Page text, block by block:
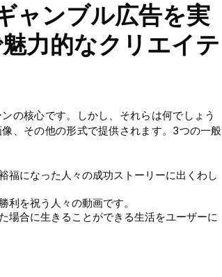
ャンブル広告を実
力的なクリエイテ
の核心です。しかし、それらは何でしょう
、その他の形式で提供されます。3つの一般
福になった人々の成功ストーリーに出くわし
を祝う人々の動画です。
場合に生きることができる生活をユーザーに